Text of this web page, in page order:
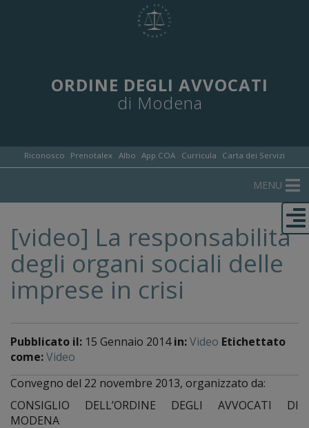
ORDINE DEGLI AVVOCATI
di Modena
Riconosco Prenotalex Albo App COA Curricula Carta dei Servizi
MENU
[video] La responsabilità
degli organi sociali delle
imprese in crisi
Pubblicato il: 15 Gennaio 2014in:Video Etichettato
come:Video
Convegno del 22 novembre 2013, organizzato da:
CONSIGLIO DELL’ORDINE DEGLI AVVOCATI DI
MODENA